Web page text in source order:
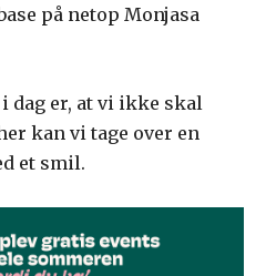
på netop Monjasa
dag er, at vi ikke skal
kan vi tage over en
et smil.